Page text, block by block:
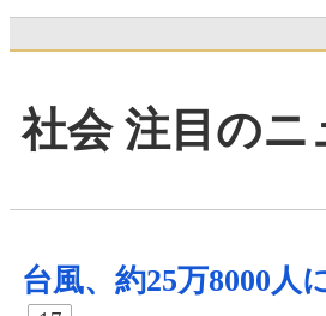
社会 注目のニ
台風、約25万8000人